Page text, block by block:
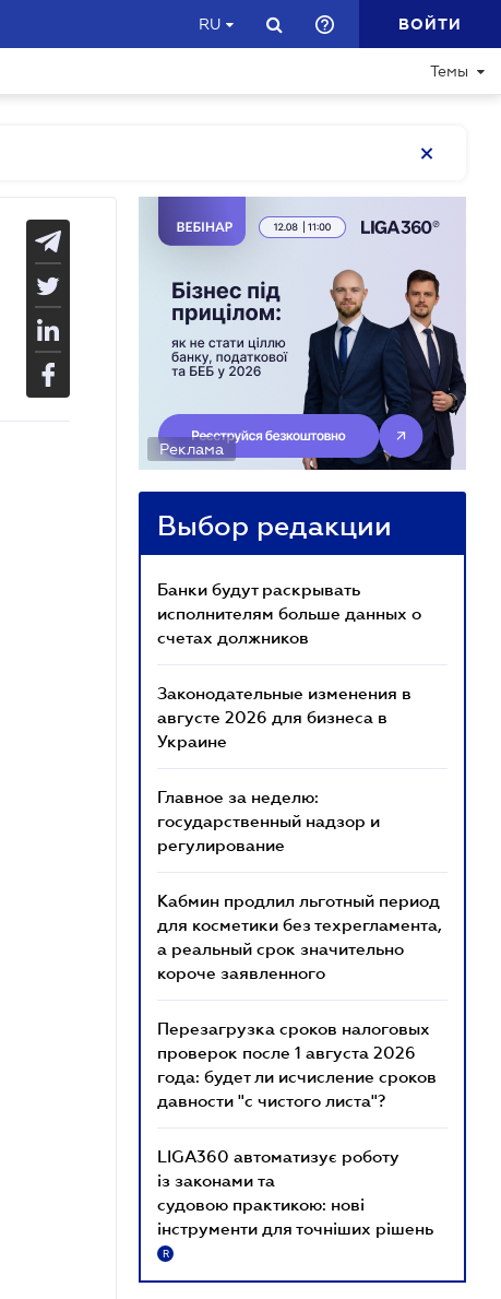
RU ВОЙТИ
Темы
Реклама
Выбор редакции
Банки будут раскрывать
исполнителям больше данных о
счетах должников
Законодательные изменения в
августе 2026 для бизнеса в
Украине
Главное за неделю:
государственный надзор и
регулирование
Кабмин продлил льготный период
для косметики без техрегламента,
а реальный срок значительно
короче заявленного
Перезагрузка сроков налоговых
проверок после 1 августа 2026
года: будет ли исчисление сроков
давности "с чистого листа"?
LIGA360 автоматизує роботу
із законами та
судовою практикою: нові
інструменти для точніших рішень
R